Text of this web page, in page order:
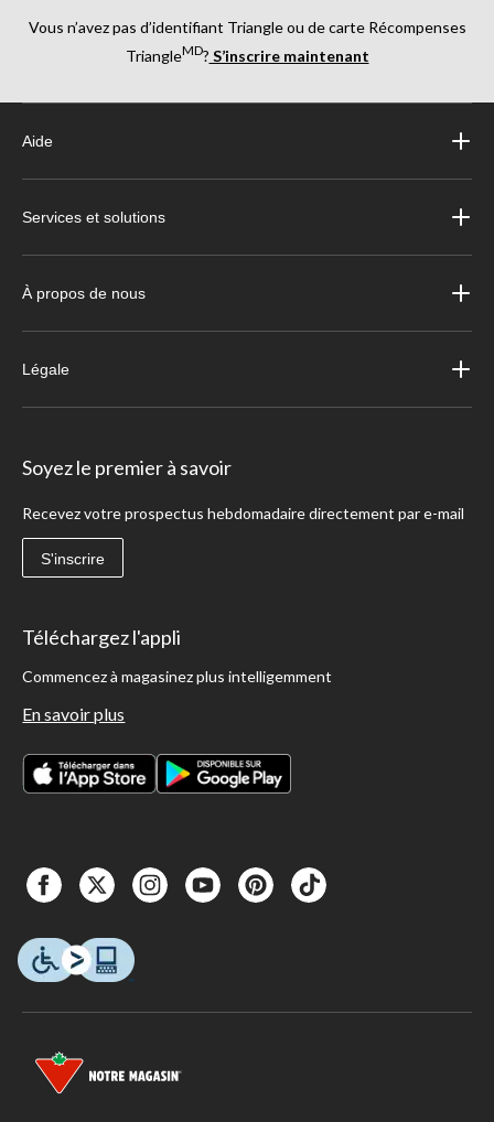
Vous n’avez pas d’identifiant Triangle ou de carte Récompenses
TriangleMD? S’inscrire maintenant
Aide
Services et solutions
À propos de nous
Légale
Soyez le premier à savoir
Recevez votre prospectus hebdomadaire directement par e-mail
S'inscrire
Téléchargez l'appli
Commencez à magasinez plus intelligemment
En savoir plus